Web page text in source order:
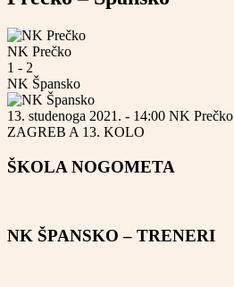
NK Prečko
1 - 2
NK Špansko
13. studenoga 2021. - 14:00 NK Prečko
ZAGREB A 13. KOLO
ŠKOLA NOGOMETA
NK ŠPANSKO – TRENERI